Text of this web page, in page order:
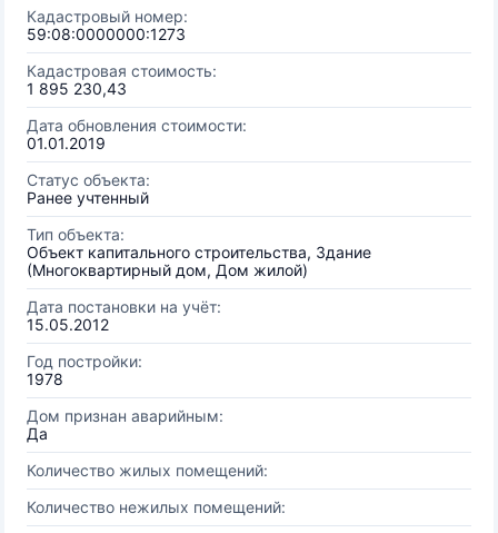
Кадастровый номер:
59:08:0000000:1273
Кадастровая стоимость:
1 895 230,43
Дата обновления стоимости:
01.01.2019
Статус объекта:
Ранее учтенный
Тип объекта:
Объект капитального строительства, Здание
(Многоквартирный дом, Дом жилой)
Дата постановки на учёт:
15.05.2012
Год постройки:
1978
Дом признан аварийным:
Да
Количество жилых помещений:
Количество нежилых помещений: